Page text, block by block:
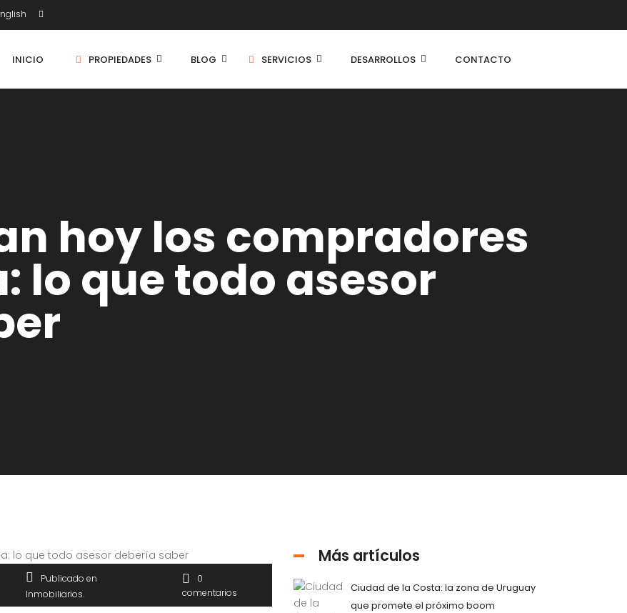
INICIO PROPIEDADES BLOG SERVICIOS DESARROLLOS CONTACTO
hoy los compradores
lo que todo asesor
Publicado en
Inmobiliarios
0
comentarios
Más artículos
Ciudad de la Costa: la zona de Uruguay
que promete el próximo boom